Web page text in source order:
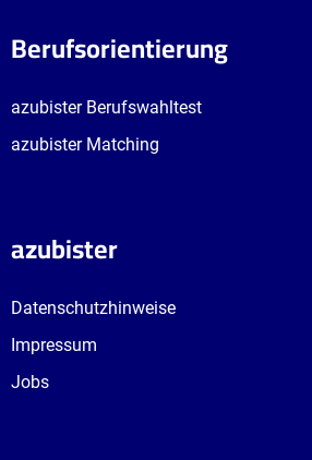
Berufsorientierung
azubister Berufswahltest
azubister Matching
azubister
Datenschutzhinweise
Impressum
Jobs